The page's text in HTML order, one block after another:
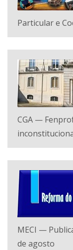
Particular e
CGA —
MECI —
de agosto